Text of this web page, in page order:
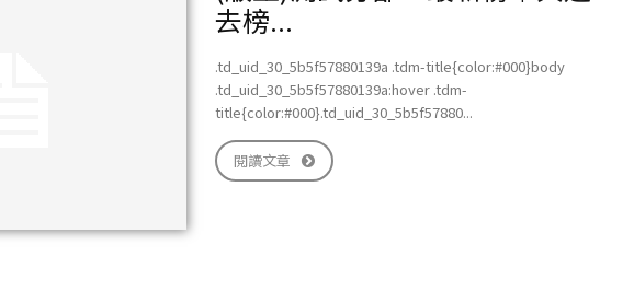
去榜...
.td_uid_30_5b5f57880139a .tdm-title{color:#000}body
.td_uid_30_5b5f57880139a:hover .tdm-
title{color:#000}.td_uid_30_5b5f57880...
閱讀文章